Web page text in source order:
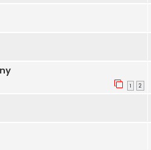
1 2